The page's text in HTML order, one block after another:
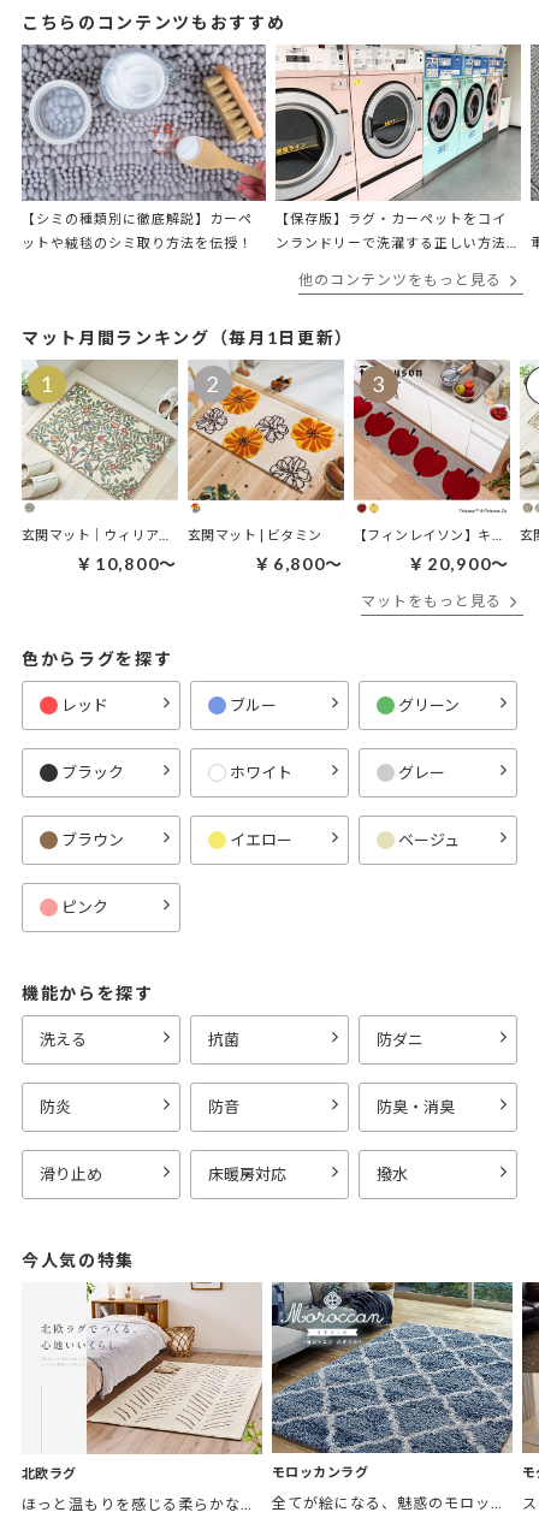
こちらのコンテンツもおすすめ
【シミの種類別に徹底解説】カーペ
ットや絨毯のシミ取り方法を伝授！
【保存版】ラグ・カーペットをコイ
ンランドリーで洗濯する正しい方法
他のコンテンツをもっと見る
マット月間ランキング（毎月1日更新）
玄関マット｜ウィリアムモリス ケルムスコットツリー
￥10,800～
玄関マット | ビタミン
￥6,800～ ￥20,900～
マットをもっと見る
色からラグを探す
レッド ブルー グリーン
ブラック ホワイト グレー
ブラウン イエロー ベージュ
ピンク
機能からを探す
洗える 抗菌 防ダニ
防炎 防音 防臭・消臭
滑り止め 床暖房対応 撥水
今人気の特集
北欧ラグ モロッカンラグ
全てが絵になる、魅惑のモロッカンスタイル。トレンド感あふれるおしゃれな空間づくりに。